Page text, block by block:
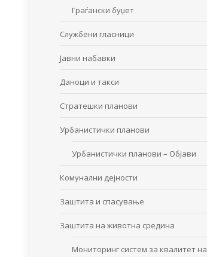
Граѓански буџет
Службени гласници
Јавни набавки
Даноци и такси
Стратешки планови
Урбанистички планови
Урбанистички планови – Објави
Комунални дејности
Заштита и спасување
Заштита на животна средина
Мониторинг систем за квалитет на